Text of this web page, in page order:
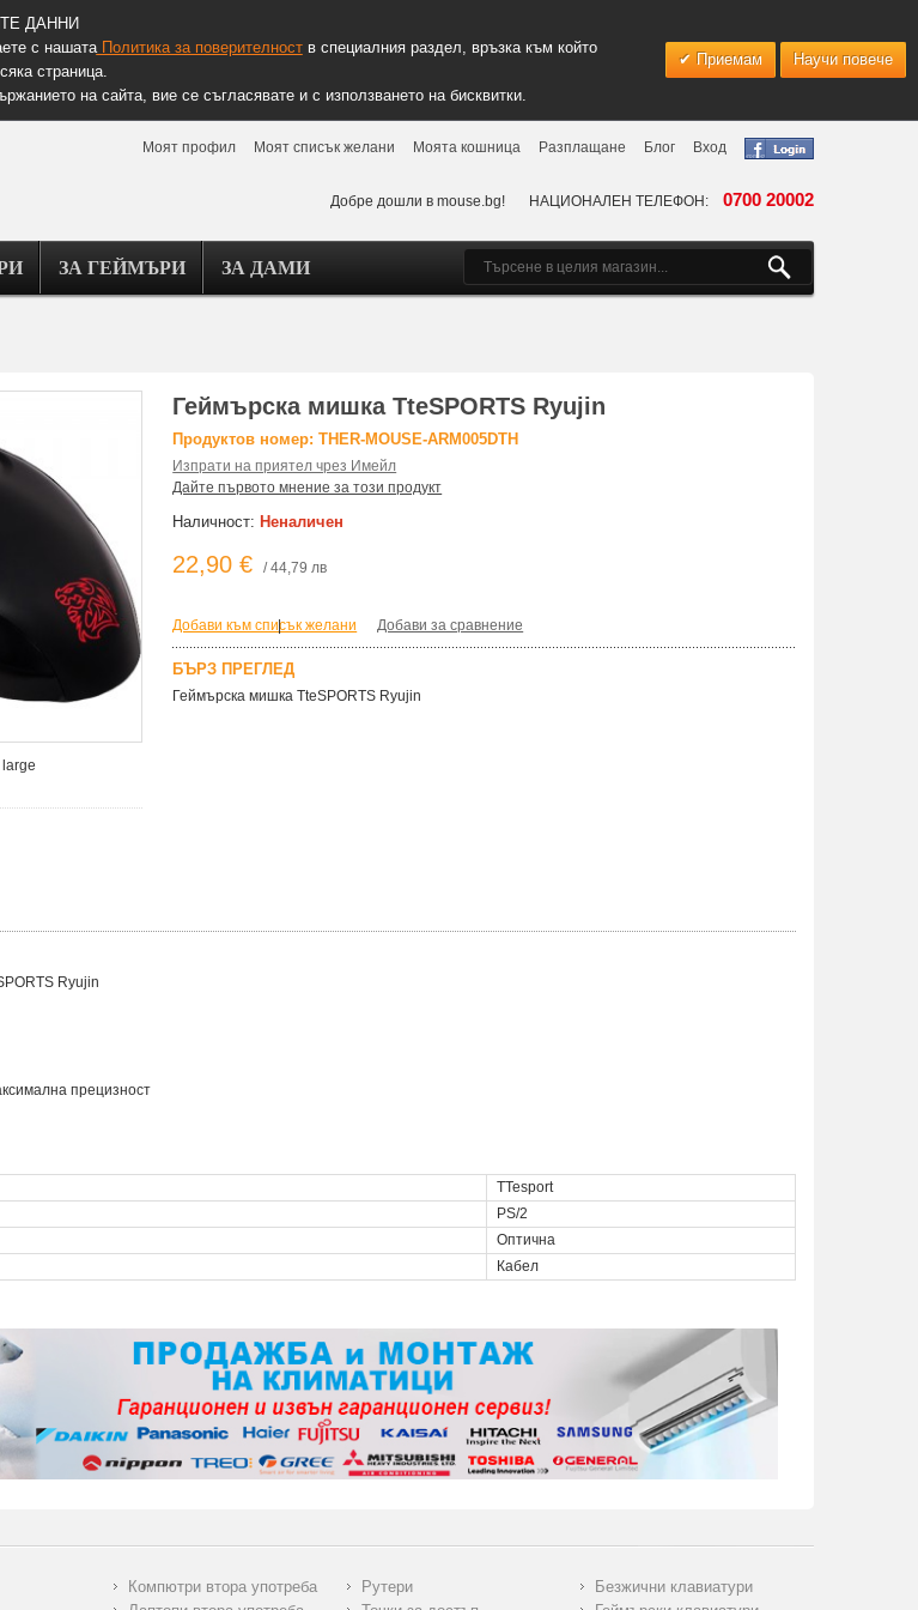
ДАННИ
с нашатаПолитика за поверителноств специалния раздел, връзка към който
страница.
на сайта, вие се съгласявате и с използването на бисквитки.
Приемам Научи повече
Моят профил Моят списък желани Моята кошница Разплащане Блог Вход
Добре дошли в mouse.bg! НАЦИОНАЛЕН ТЕЛЕФОН: 0700 20002
ЗА ГЕЙМЪРИ ЗА ДАМИ
Геймърска мишка TteSPORTS Ryujin
Продуктов номер: THER-MOUSE-ARM005DTH
Изпрати на приятел чрез Имейл
Дайте първото мнение за този продукт
Наличност: Неналичен
22,90 € / 44,79 лв
Добави към списък желани
| Добави за сравнение
БЪРЗ ПРЕГЛЕД
Геймърска мишка TteSPORTS Ryujin
Ryujin
прецизност
TTesport
PS/2
Оптична
Кабел
Компютри втора употреба
Рутери
Безжични клавиатури